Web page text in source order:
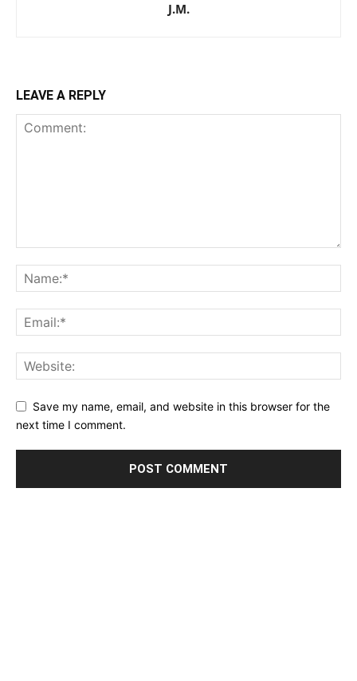
J.M.
LEAVE A REPLY
Save my name, email, and website in this browser for the
next time I comment.